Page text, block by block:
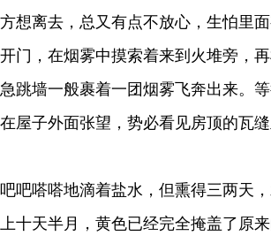
想离去，总又有点不放心，生怕里
门，在烟雾中摸索着来到火堆旁，
跳墙一般裹着一团烟雾飞奔出来。
屋子外面张望，势必看见房顶的瓦
嗒嗒地滴着盐水，但熏得三两天，
十天半月，黄色已经完全掩盖了原